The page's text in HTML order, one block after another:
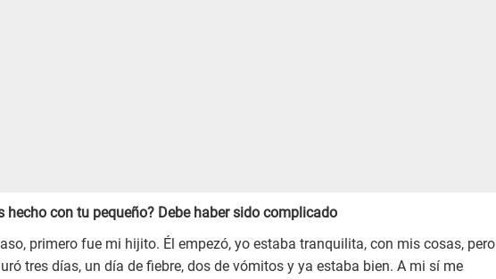
hecho con tu pequeño? Debe haber sido complicado
primero fue mi hijito. Él empezó, yo estaba tranquilita, con mis cosas, pero
tres días, un día de fiebre, dos de vómitos y ya estaba bien. A mi sí me